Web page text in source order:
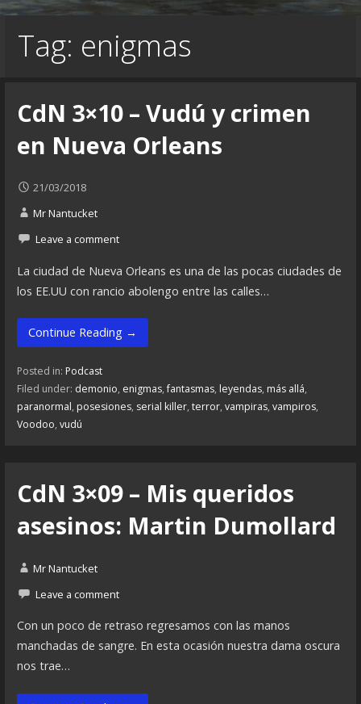
Tag: enigmas
CdN 3×10 – Vudú y crimen
en Nueva Orleans
21/03/2018
Mr Nantucket
Leave a comment
La ciudad de Nueva Orleans es una de las pocas ciudades de
los EE.UU con rancio abolengo entre las calles…
Continue Reading →
Posted in: Podcast
Filed under: demonio, enigmas,fantasmas, leyendas, más allá,
paranormal, posesiones, serial killer, terror, vampiras, vampiros,
Voodoo, vudú
CdN 3×09 – Mis queridos
asesinos: Martin Dumollard
Mr Nantucket
Leave a comment
Con un poco de retraso regresamos con las manos
manchadas de sangre. En esta ocasión nuestra dama oscura
nos trae…